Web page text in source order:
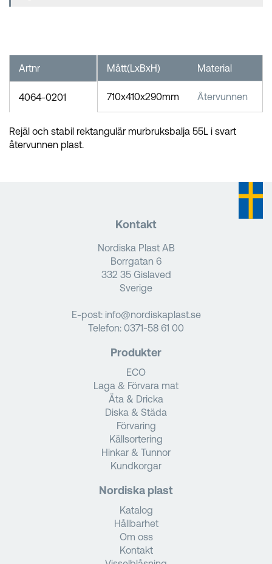
Mått(LxBxH) Material
710x410x290mm Återvunnen
Artnr
4064-0201
Rejäl och stabil rektangulär murbruksbalja 55L i svart
återvunnen plast.
Kontakt
Nordiska Plast AB
Borrgatan 6
332 35 Gislaved
Sverige
E-post: info@nordiskaplast.se
Telefon: 0371-58 61 00
Produkter
ECO
Laga & Förvara mat
Äta & Dricka
Diska & Städa
Förvaring
Källsortering
Hinkar & Tunnor
Kundkorgar
Nordiska plast
Katalog
Hållbarhet
Om oss
Kontakt